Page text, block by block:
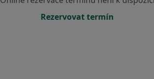
Rezervovat termín